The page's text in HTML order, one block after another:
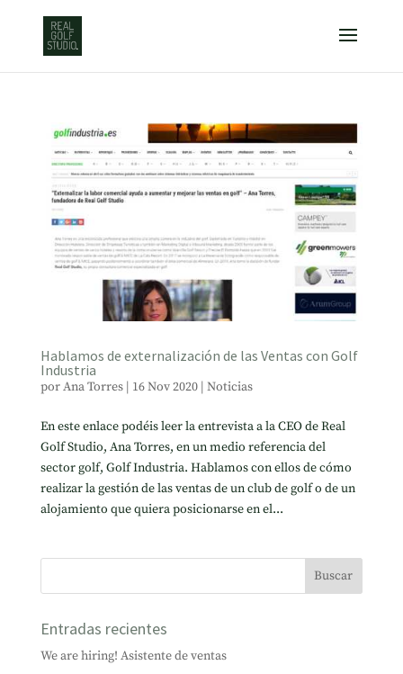
Hablamos de externalización de las Ventas con Golf
Industria
porAna Torres| 16 Nov 2020| Noticias
En este enlace podéis leer la entrevista a la CEO de Real
Golf Studio, Ana Torres, en un medio referencia del
sector golf, Golf Industria. Hablamos con ellos de cómo
realizar la gestión de las ventas de un club de golf o de un
alojamiento que quiera posicionarse en el...
Entradas recientes
We are hiring! Asistente de ventas